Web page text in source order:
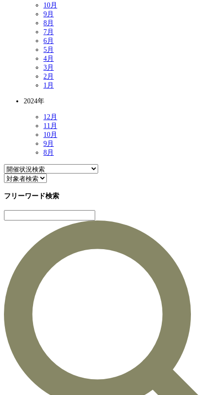
10月
9月
8月
7月
6月
5月
4月
3月
2月
1月
2024年
12月
11月
10月
9月
8月
フリーワード検索